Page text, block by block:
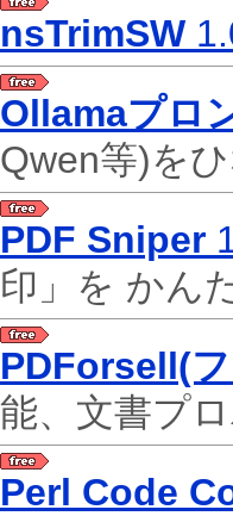
nsTrimSW
Ollamaプロ
Qwen等)を
PDF Sniper
印」を かん
PDForsell(
能、文書プ
Perl Code